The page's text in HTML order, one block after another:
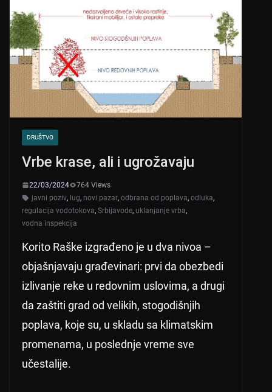
DRUŠTVO
Vrbe krase, ali i ugrožavaju
22/03/2024
764 Views
javni poziv, lug, novi pazar, odbrana od poplava, odluka,
regulacija vodotokova, Srbijavode, uklanjanje vrba,
vodna inspekcija
Korito Raške izgrađeno je u dva nivoa –
objašnjavaju građevinari: prvi da obezbedi
izlivanje reke u redovnim uslovima, a drugi
da zaštiti grad od velikih, stogodišnjih
poplava, koje su, u skladu sa klimatskim
promenama, u poslednje vreme sve
učestalije.